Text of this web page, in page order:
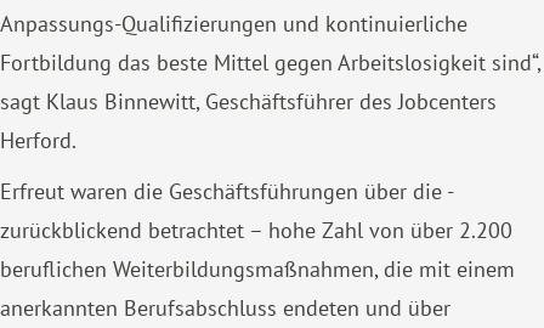
Anpassungs-Qualifizierungen und kontinuierliche
Fortbildung das beste Mittel gegen Arbeitslosigkeit sind“,
sagt Klaus Binnewitt, Geschäftsführer des Jobcenters
Herford.
Erfreut waren die Geschäftsführungen über die -
zurückblickend betrachtet – hohe Zahl von über 2.200
beruflichen Weiterbildungsmaßnahmen, die mit einem
anerkannten Berufsabschluss endeten und über